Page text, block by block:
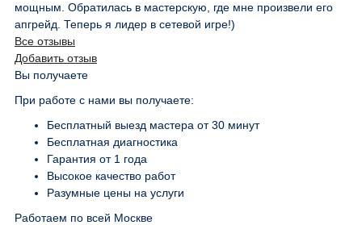
мощным. Обратилась в мастерскую, где мне произвели его
апгрейд. Теперь я лидер в сетевой игре!)
Все отзывы
Добавить отзыв
Вы получаете
При работе с нами вы получаете:
Бесплатный выезд мастера от 30 минут
Бесплатная диагностика
Гарантия от 1 года
Высокое качество работ
Разумные цены на услуги
Работаем по всей Москве